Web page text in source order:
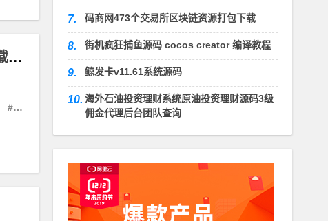
全新适配微信登录接口 wordpress博客系统资讯资源变现下载小程序源码
#微信
7. 码商网473个交易所区块链资源打包下载
8. 街机疯狂捕鱼源码 cocos creator 编译教程
9. 鲸发卡v11.61系统源码
10. 海外石油投资理财系统原油投资理财源码3级
佣金代理后台团队查询